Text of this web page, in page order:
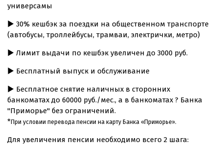
универсамы
▶ 30% кешбэк за поездки на общественном транспорте
(автобусы, троллейбусы, трамваи, электрички, метро)
▶ Лимит выдачи по кешбэк увеличен до 3000 руб.
▶ Бесплатный выпуск и обслуживание
▶ Бесплатное снятие наличных в сторонних
банкоматах до 60000 руб./мес., а в банкоматах ? Банка
"Приморье" без ограничений.
*При условии перевода пенсии на карту Банка «Приморье».
Для увеличения пенсии необходимо всего 2 шага: